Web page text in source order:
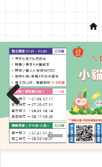
Previous